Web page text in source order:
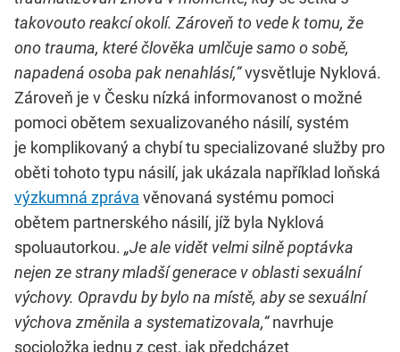
takovouto reakcí okolí. Zároveň to vede k tomu, že
ono trauma, které člověka umlčuje samo o sobě,
napadená osoba pak nenahlásí,“vysvětluje Nyklová.
Zároveň je v Česku nízká informovanost o možné
pomoci obětem sexualizovaného násilí, systém
je komplikovaný a chybí tu specializované služby pro
oběti tohoto typu násilí, jak ukázala například loňská
výzkumná zpráva věnovaná systému pomoci
obětem partnerského násilí, jíž byla Nyklová
spoluautorkou. „Je ale vidět velmi silně poptávka
nejen ze strany mladší generace v oblasti sexuální
výchovy. Opravdu by bylo na místě, aby se sexuální
výchova změnila a systematizovala,“navrhuje
socioložka jednu z cest, jak předcházet